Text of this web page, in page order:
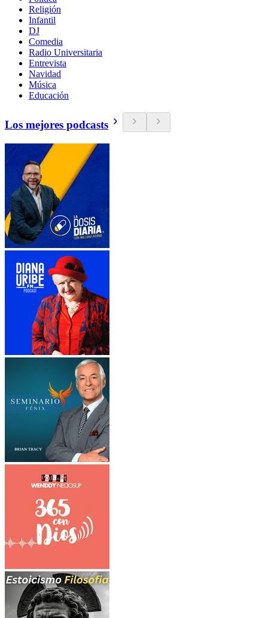
Religión
Infantil
DJ
Comedia
Radio Universitaria
Entrevista
Navidad
Música
Educación
Los mejores podcasts